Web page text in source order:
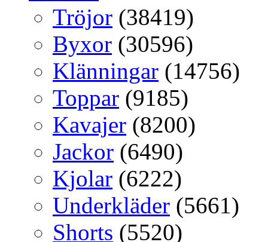
Tröjor (38419)
Byxor (30596)
Klänningar (14756)
Toppar (9185)
Kavajer (8200)
Jackor (6490)
Kjolar (6222)
Underkläder (5661)
Shorts (5520)